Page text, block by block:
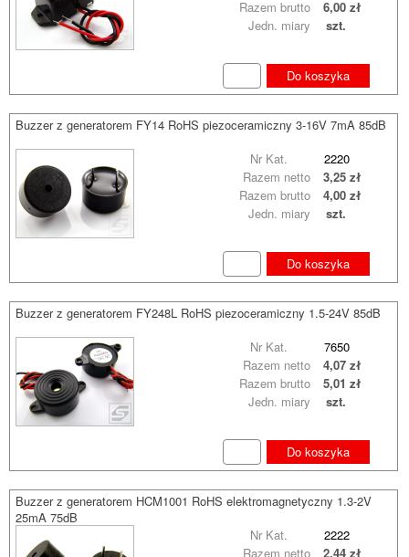
Razem brutto 6,00 zł
Jedn. miary szt.
Do koszyka
Buzzer z generatorem FY14 RoHS piezoceramiczny 3-16V 7mA 85dB
Nr Kat.
2220
Razem brutto 4,00 zł
Razem netto 3,25 zł
Jedn. miary szt.
Do koszyka
Buzzer z generatorem FY248L RoHS piezoceramiczny 1.5-24V 85dB
Nr Kat.
7650
Razem brutto 5,01 zł
Razem netto 4,07 zł
Jedn. miary szt.
Do koszyka
Buzzer z generatorem HCM1001 RoHS elektromagnetyczny 1.3-2V
25mA 75dB
Nr Kat.
2222
Razem netto
2,44 zł